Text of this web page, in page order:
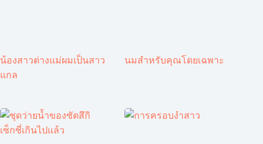
น้องสาวต่างแม่ผมเป็นสาว
แกล
นมสำหรับคุณโดยเฉพาะ